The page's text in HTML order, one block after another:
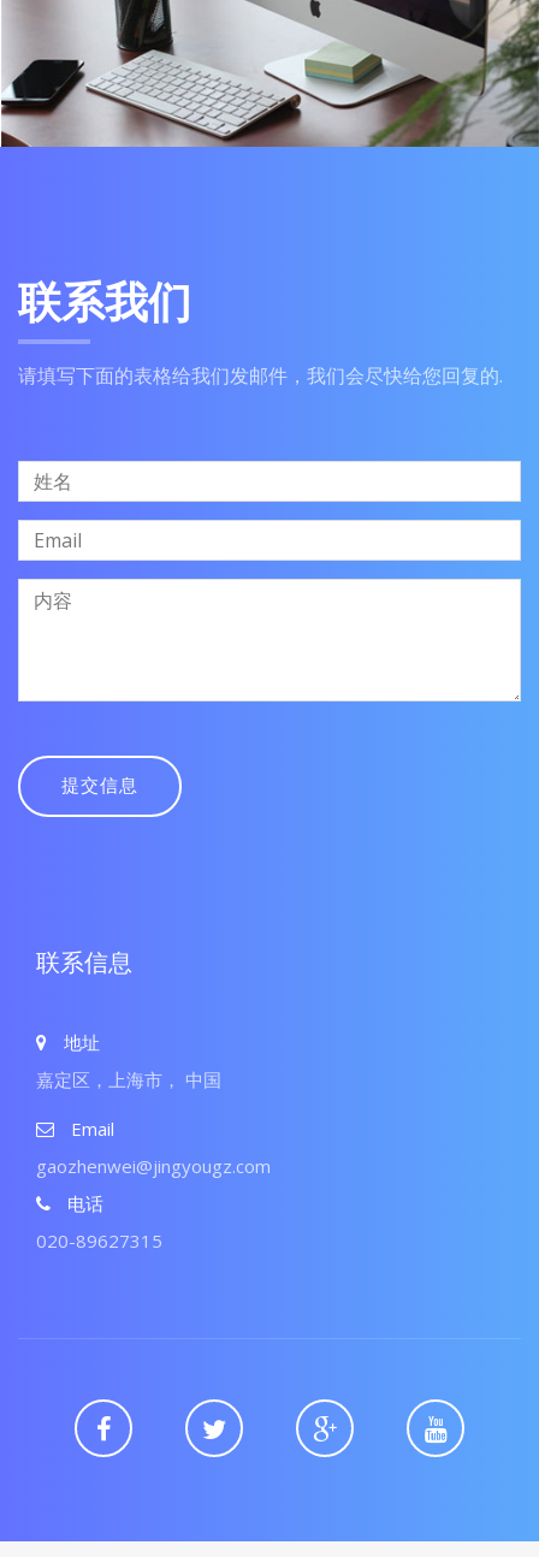
联系我们
请填写下面的表格给我们发邮件，我们会尽快给您回复的.
提交信息
联系信息
地址
嘉定区，上海市， 中国
Email
gaozhenwei@jingyougz.com
电话
020-89627315